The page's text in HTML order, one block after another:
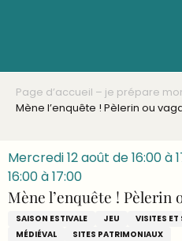
Page d’accueil – je prépare
Mène l’enquête ! Pèlerin ou
Mercredi 12 août de 16:00
16:00 à 17:00
Mène l’enquête ! Pèlerin
SAISON ESTIVALE JEU VISITES ET
MÉDIÉVAL
SITES PATRIMONIAUX